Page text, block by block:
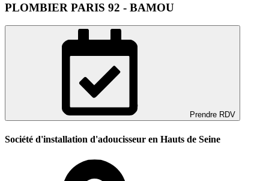
PLOMBIER PARIS 92 - BAMOU
Prendre RDV
Société d'installation d'adoucisseur en Hauts de Seine